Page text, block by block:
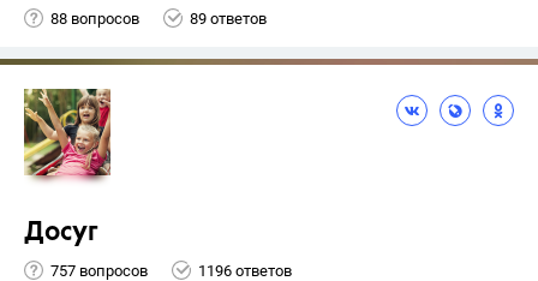
88 вопросов 89 ответов
Досуг
757 вопросов 1196 ответов